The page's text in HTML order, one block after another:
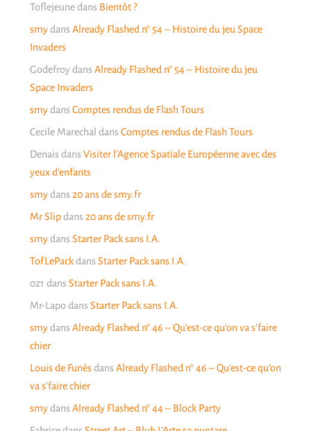
Toflejeunedans Bientôt ?
smydans Already Flashed n° 54 – Histoire du jeu Space
Invaders
Godefroydans Already Flashed n° 54 – Histoire du jeu
Space Invaders
smydans Comptes rendus de Flash Tours
Cecile Marechal dans Comptes rendus de Flash Tours
Denais dans Visiter l’Agence Spatiale Européenne avec des
yeux d’enfants
smydans 20 ans de smy.fr
Mr Slipdans 20 ans de smy.fr
smydans Starter Pack sans I.A.
TofLePackdans Starter Pack sans I.A.
021 dans Starter Pack sans I.A.
Mr-Lapo dans Starter Pack sans I.A.
smydans Already Flashed n° 46 – Qu’est-ce qu’on va s’faire
chier
Louis de Funèsdans Already Flashed n° 46 – Qu’est-ce qu’on
va s’faire chier
smydans Already Flashed n° 44 – Block Party